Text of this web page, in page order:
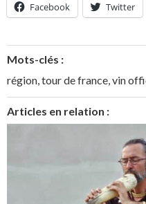
Facebook Twitter
Mots-clés :
région,tour de france,vin
Articles en relation :